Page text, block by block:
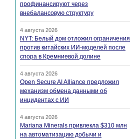
профинансируют через
внебалансовую структуру
4 августа 2026
NYT: Белый дом отложил ограничения
против китайских ИИ-моделей после
спора в Кремниевой долине
4 августа 2026
Open Secure AI Alliance предложил
механизм обмена данными об
инцидентах с ИИ
4 августа 2026
Mariana Minerals привлекла $310 млн
на автоматизацию добычи и